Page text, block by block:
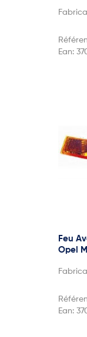
Ean:
Feu
Opel
Ean: